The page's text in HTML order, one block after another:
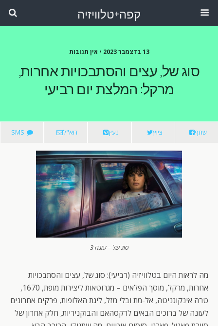
קפה+טלוויזיה
13 בדצמבר 2023 • אין תגובות
סוג של, עצים והסתבכויות אחרות,
מרקל: המלצת יום רביעי
שתף ציוץ נעץ דוא"ל SMS
סוג של – עונה 3
מה לראות היום בטלוויזיה (רביעי): סוג של, עצים והסתבכויות
אחרות, מרקל, מוסך הפלאים – מגרוטאות ליצירות מופת, 1670,
טרה אינקוגניטה, אל-מת ובלי מזל, ליגת האלופות, פרקים אחרונים
לעונה של ברוכים הבאים לרקסהאם והבוקניריות, חלק אחרון של